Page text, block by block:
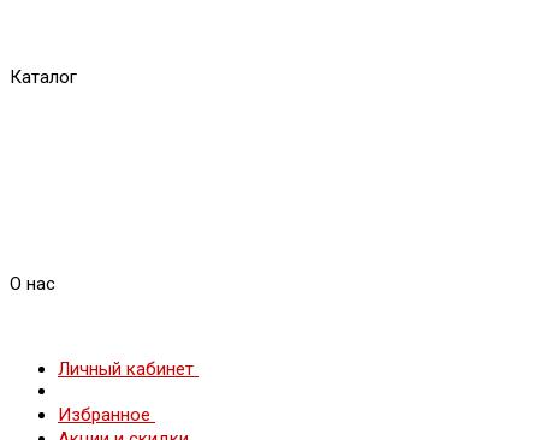
Каталог
О нас
Личный кабинет
Избранное